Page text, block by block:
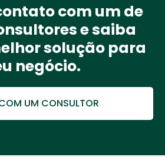
com um de
e saiba
solução para
negócio.
UM CONSULTOR